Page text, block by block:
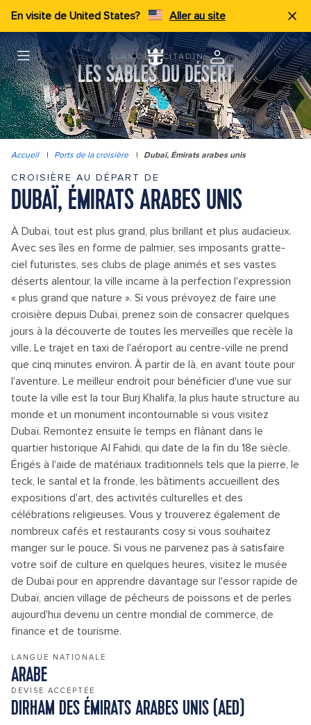
En visite de United States? Aller au site
GLAMOUR CITADIN
LES SABLES DU DÉSERT
Accueil | Ports de la croisière | Dubaï, Émirats arabes unis
CROISIÈRE AU DÉPART DE
DUBAÏ, ÉMIRATS ARABES UNIS
À Dubaï, tout est plus grand, plus brillant et plus audacieux.
Avec ses îles en forme de palmier, ses imposants gratte-
ciel futuristes, ses clubs de plage animés et ses vastes
déserts alentour, la ville incarne à la perfection l'expression
« plus grand que nature ». Si vous prévoyez de faire une
croisière depuis Dubaï, prenez soin de consacrer quelques
jours à la découverte de toutes les merveilles que recèle la
ville. Le trajet en taxi de l'aéroport au centre-ville ne prend
que cinq minutes environ. À partir de là, en avant toute pour
l'aventure. Le meilleur endroit pour bénéficier d'une vue sur
toute la ville est la tour Burj Khalifa, la plus haute structure au
monde et un monument incontournable si vous visitez
Dubaï. Remontez ensuite le temps en flânant dans le
quartier historique Al Fahidi, qui date de la fin du 18e siècle.
Érigés à l'aide de matériaux traditionnels tels que la pierre, le
teck, le santal et la fronde, les bâtiments accueillent des
expositions d'art, des activités culturelles et des
célébrations religieuses. Vous y trouverez également de
nombreux cafés et restaurants cosy si vous souhaitez
manger sur le pouce. Si vous ne parvenez pas à satisfaire
votre soif de culture en quelques heures, visitez le musée
de Dubaï pour en apprendre davantage sur l'essor rapide de
Dubaï, ancien village de pêcheurs de poissons et de perles
aujourd'hui devenu un centre mondial de commerce, de
finance et de tourisme.
LANGUE NATIONALE
ARABE
DEVISE ACCEPTÉE
DIRHAM DES ÉMIRATS ARABES UNIS (AED)